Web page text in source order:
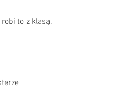
to z klasą.